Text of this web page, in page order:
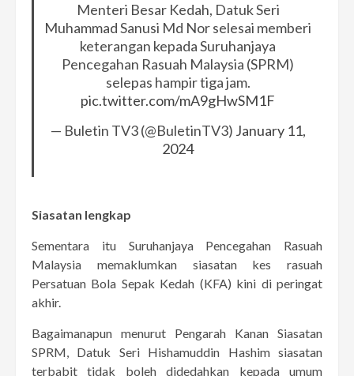
Menteri Besar Kedah, Datuk Seri
Muhammad Sanusi Md Nor selesai memberi
keterangan kepada Suruhanjaya
Pencegahan Rasuah Malaysia (SPRM)
selepas hampir tiga jam.
pic.twitter.com/mA9gHwSM1F
— Buletin TV3 (@BuletinTV3) January 11,
2024
Siasatan lengkap
Sementara itu Suruhanjaya Pencegahan Rasuah
Malaysia memaklumkan siasatan kes rasuah
Persatuan Bola Sepak Kedah (KFA) kini di peringat
akhir.
Bagaimanapun menurut Pengarah Kanan Siasatan
SPRM, Datuk Seri Hishamuddin Hashim siasatan
terbabit tidak boleh didedahkan kepada umum